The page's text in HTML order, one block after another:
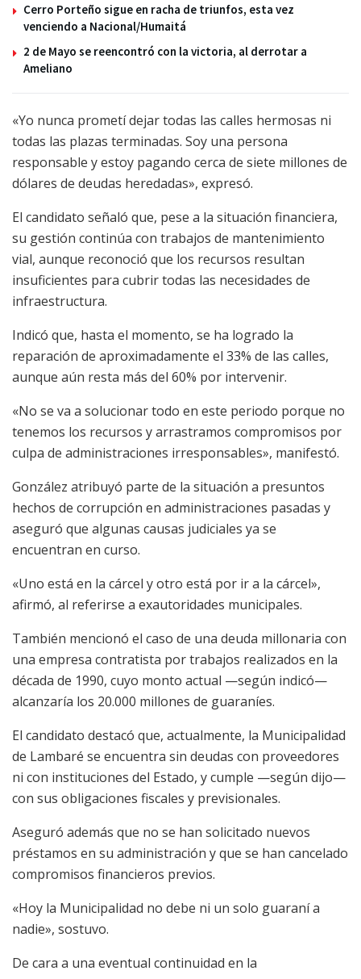
Cerro Porteño sigue en racha de triunfos, esta vez
venciendo a Nacional/Humaitá
2 de Mayo se reencontró con la victoria, al derrotar a
Ameliano
«Yo nunca prometí dejar todas las calles hermosas ni
todas las plazas terminadas. Soy una persona
responsable y estoy pagando cerca de siete millones de
dólares de deudas heredadas», expresó.
El candidato señaló que, pese a la situación financiera,
su gestión continúa con trabajos de mantenimiento
vial, aunque reconoció que los recursos resultan
insuficientes para cubrir todas las necesidades de
infraestructura.
Indicó que, hasta el momento, se ha logrado la
reparación de aproximadamente el 33% de las calles,
aunque aún resta más del 60% por intervenir.
«No se va a solucionar todo en este periodo porque no
tenemos los recursos y arrastramos compromisos por
culpa de administraciones irresponsables», manifestó.
González atribuyó parte de la situación a presuntos
hechos de corrupción en administraciones pasadas y
aseguró que algunas causas judiciales ya se
encuentran en curso.
«Uno está en la cárcel y otro está por ir a la cárcel»,
afirmó, al referirse a exautoridades municipales.
También mencionó el caso de una deuda millonaria con
una empresa contratista por trabajos realizados en la
década de 1990, cuyo monto actual —según indicó—
alcanzaría los 20.000 millones de guaraníes.
El candidato destacó que, actualmente, la Municipalidad
de Lambaré se encuentra sin deudas con proveedores
ni con instituciones del Estado, y cumple —según dijo—
con sus obligaciones fiscales y previsionales.
Aseguró además que no se han solicitado nuevos
préstamos en su administración y que se han cancelado
compromisos financieros previos.
«Hoy la Municipalidad no debe ni un solo guaraní a
nadie», sostuvo.
De cara a una eventual continuidad en la